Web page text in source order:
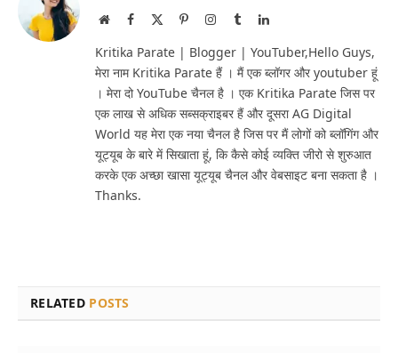
WebsiteFacebook PinterestInstagram
TumblrLinkedIn
Kritika Parate | Blogger | YouTuber,Hello Guys,
मेरा नाम Kritika Parate हैं । मैं एक ब्लॉगर और youtuber हूं
। मेरा दो YouTube चैनल है । एक Kritika Parate जिस पर
एक लाख से अधिक सब्सक्राइबर हैं और दूसरा AG Digital
World यह मेरा एक नया चैनल है जिस पर मैं लोगों को ब्लॉगिंग और
यूट्यूब के बारे में सिखाता हूं, कि कैसे कोई व्यक्ति जीरो से शुरुआत
करके एक अच्छा खासा यूट्यूब चैनल और वेबसाइट बना सकता है ।
Thanks.
RELATED POSTS